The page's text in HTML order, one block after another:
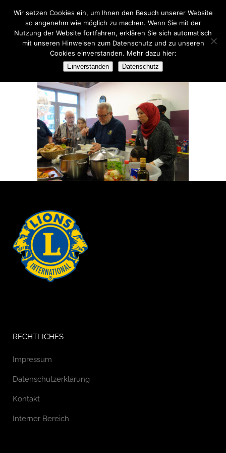
JUZ1
RECHTLICHES
Impressum
Datenschutzerklärung
Kontakt
Interner Bereich
Wir setzen Cookies ein, um Ihnen den Besuch unserer Website
so angenehm wie möglich zu machen. Wenn Sie mit der
Nutzung der Website fortfahren, erklären Sie sich automatisch
mit unseren Hinweisen zum Datenschutz und zu unseren
Cookies einverstanden. Mehr dazu hier:
Einverstanden Datenschutz